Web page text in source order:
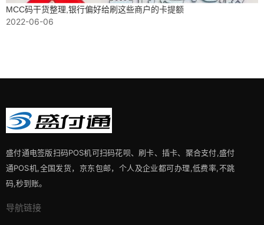
MCC码干货整理,银行偏好给刷这些商户的卡提额
2022-06-06
盛付通电签版扫码POS机可扫码花呗、刷卡、插卡、聚合支付,盛付
通POS机,全国发货，京东包邮，个人及企业都可办理,低费率,不跳
码,秒到账。
导航链接